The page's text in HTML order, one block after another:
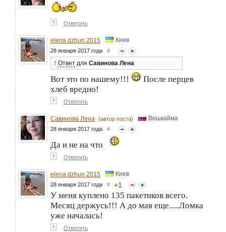
↑ Ответить
elena dzhun 2015 Киев
28 января 2017 года #
↑ Ответ для Савинова Лена
Вот это по нашему!!!
После перцев
хлеб вредно!
↑ Ответить
Савинова Лена (автор поста) Вешкайма
28 января 2017 года #
Да и не на что
↑ Ответить
elena dzhun 2015 Киев
28 января 2017 года # +1
У меня куплено 135 пакетиков всего.
Месяц держусь!!! А до мая еще.....Ломка
уже началась!
↑ Ответить